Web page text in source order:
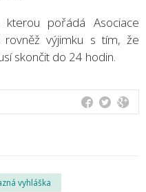
pořádá Asociace
rovněž výjimku s tím, že
skončit do 24 hodin.
vyhláška